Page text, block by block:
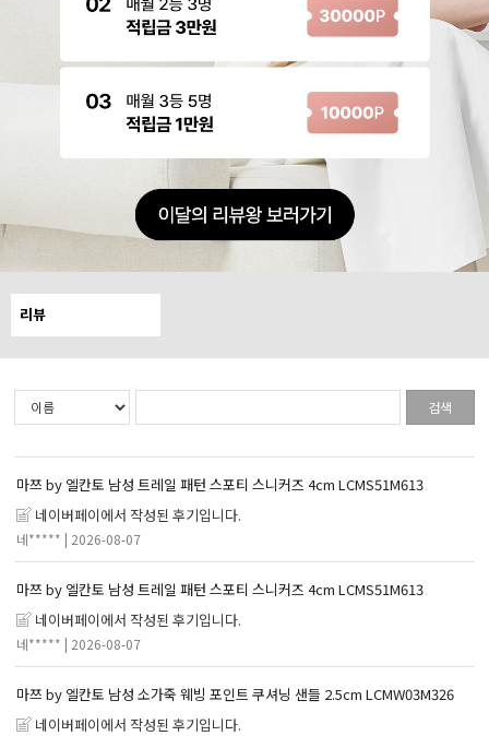
리뷰
검색
마쯔 by 엘칸토 남성 트레일 패턴 스포티 스니커즈 4cm LCMS51M613
네이버페이에서 작성된 후기입니다.
네***** | 2026-08-07
마쯔 by 엘칸토 남성 트레일 패턴 스포티 스니커즈 4cm LCMS51M613
네이버페이에서 작성된 후기입니다.
네***** | 2026-08-07
마쯔 by 엘칸토 남성 소가죽 웨빙 포인트 쿠셔닝 샌들 2.5cm LCMW03M326
네이버페이에서 작성된 후기입니다.